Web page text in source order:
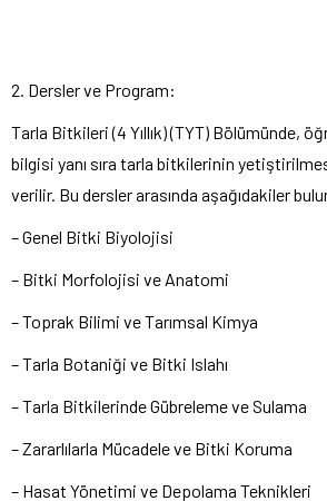
2. Dersler ve Program:
Tarla Bitkileri (4 Yıllık) (TYT) Bölümünde,
bilgisi yanı sıra tarla bitkilerinin
verilir. Bu dersler arasında aşağıdakiler
– Genel Bitki Biyolojisi
– Bitki Morfolojisi ve Anatomi
– Toprak Bilimi ve Tarımsal Kimya
– Tarla Botaniği ve Bitki Islahı
– Tarla Bitkilerinde Gübreleme ve Sulama
– Zararlılarla Mücadele ve Bitki Koruma
– Hasat Yönetimi ve Depolama Teknikleri